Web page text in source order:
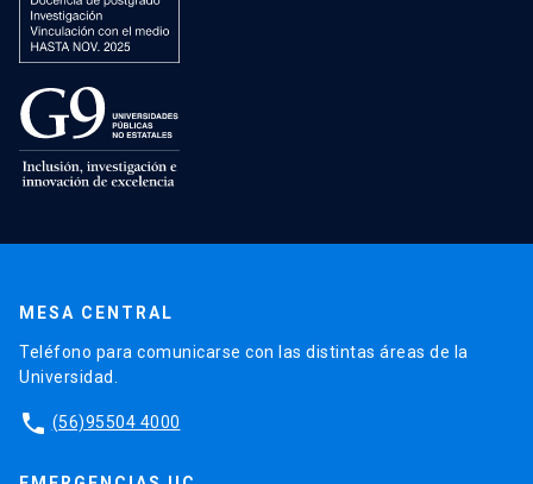
MESA CENTRAL
Teléfono para comunicarse con las distintas áreas de la
Universidad.
phone (56)95504 4000